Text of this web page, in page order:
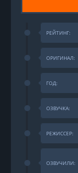
РЕЙТИНГ:
ОРИГИНАЛ:
ГОД:
ОЗВУЧКА:
РЕЖИССЕР:
ОЗВУЧИЛИ: